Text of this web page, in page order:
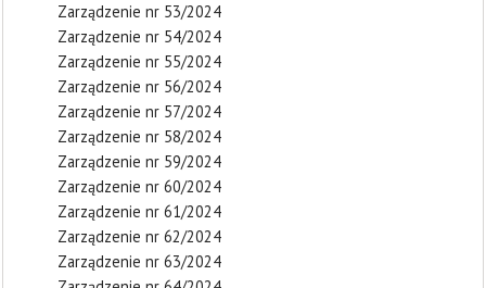
Zarządzenie nr 53/2024
Zarządzenie nr 54/2024
Zarządzenie nr 55/2024
Zarządzenie nr 56/2024
Zarządzenie nr 57/2024
Zarządzenie nr 58/2024
Zarządzenie nr 59/2024
Zarządzenie nr 60/2024
Zarządzenie nr 61/2024
Zarządzenie nr 62/2024
Zarządzenie nr 63/2024